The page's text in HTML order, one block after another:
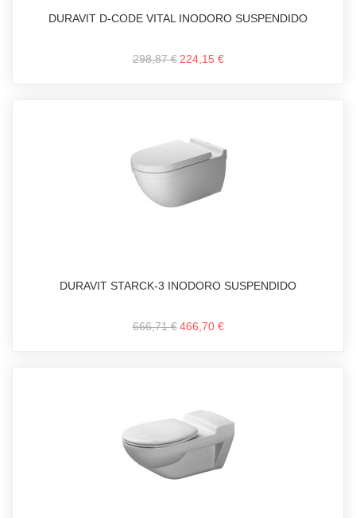
DURAVIT D-CODE VITAL INODORO SUSPENDIDO
298,87 € 224,15 €
DURAVIT STARCK-3 INODORO SUSPENDIDO
666,71 € 466,70 €